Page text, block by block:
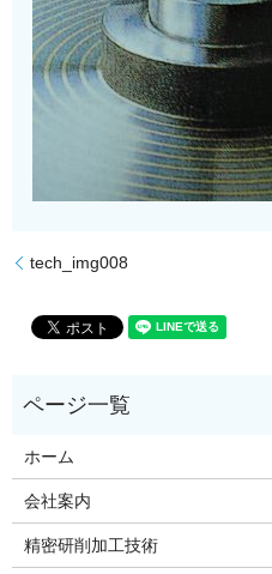
tech_img008
ホーム
会社案内
精密研削加工技術